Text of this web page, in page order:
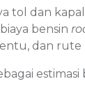
tol dan
bensin
dan